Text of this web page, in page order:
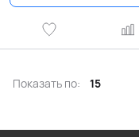
Показать по: 15